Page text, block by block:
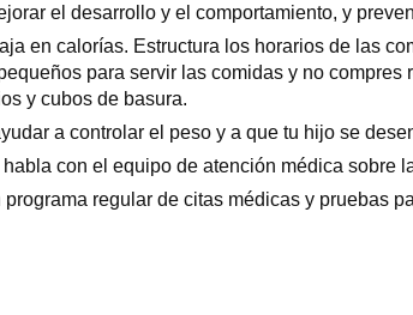
el desarrollo y el comportamiento, y
en calorías. Estructura los horarios de las
para servir las comidas y no compres
y cubos de basura.
a controlar el peso y a que tu hijo se
con el equipo de atención médica sobre
regular de citas médicas y pruebas